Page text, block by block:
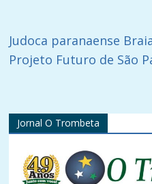
Judoca paranaense
Projeto Futuro de São
Jornal O Trombeta